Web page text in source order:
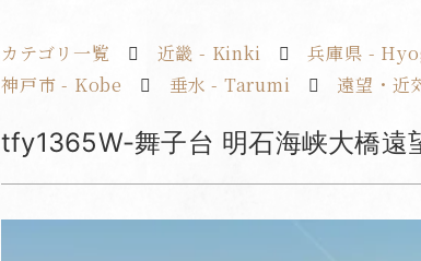
カテゴリ一覧 近畿 - Kinki 兵庫県 -
神戸市 - Kobe
垂水 - Tarumi 遠望・
tfy1365W-舞子台 明石海峡大橋遠